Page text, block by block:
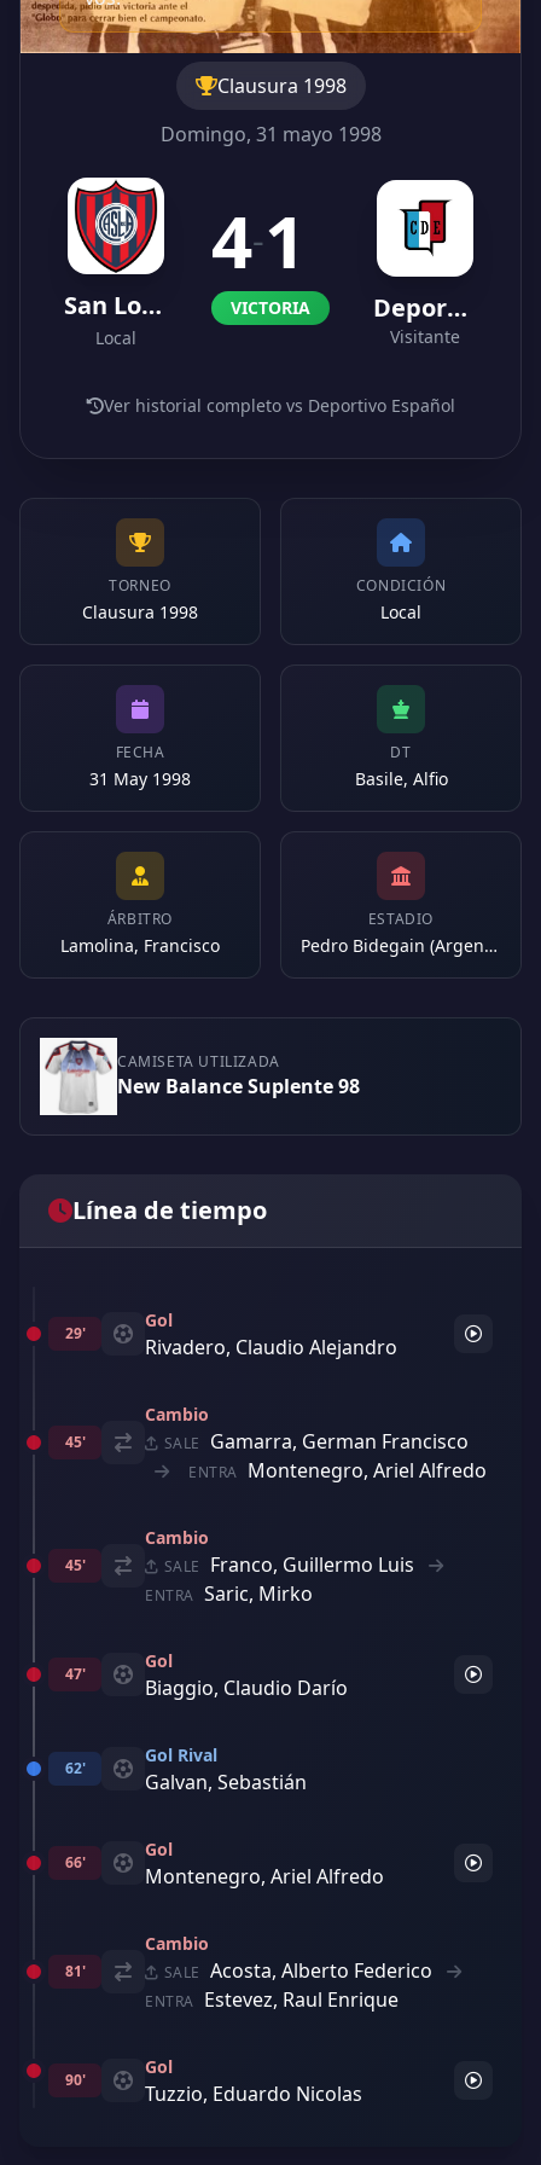
Clausura 1998
Domingo, 31 mayo 1998
San Lorenzo
Local
4-1
VICTORIA Deportivo Español
Visitante
Ver historial completo vs Deportivo Español
TORNEO
Clausura 1998
CONDICIÓN
Local
FECHA
31 May 1998
DT
Basile, Alfio
ÁRBITRO
Lamolina, Francisco
ESTADIO
Pedro Bidegain (Argentina)
CAMISETA UTILIZADA
New Balance Suplente 98
Línea de tiempo
29'
Gol
Rivadero, Claudio Alejandro
45'
Cambio
SALE Gamarra, German Francisco
ENTRA Montenegro, Ariel Alfredo
45'
Cambio
SALE Franco, Guillermo Luis
ENTRA Saric, Mirko
47'
Gol
Biaggio, Claudio Darío
62'
Gol Rival
Galvan, Sebastián
66'
Gol
Montenegro, Ariel Alfredo
81'
Cambio
SALE Acosta, Alberto Federico
ENTRA Estevez, Raul Enrique
90'
Gol
Tuzzio, Eduardo Nicolas